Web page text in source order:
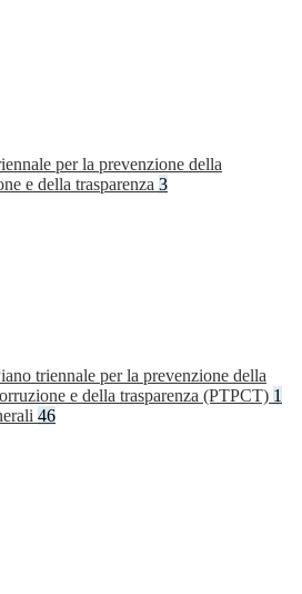
per la prevenzione della
e della trasparenza 3
triennale per la prevenzione della
e della trasparenza (PTPCT) 1
46